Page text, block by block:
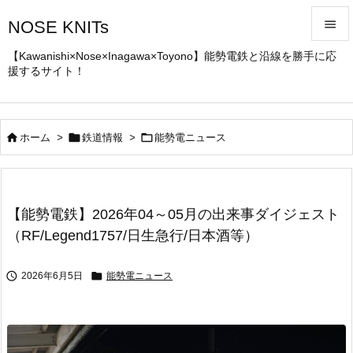
NOSE KNITs
【Kawanishi×Nose×Inagawa×Toyono】能勢電鉄と沿線を勝手に応
援するサイト！


前へ

ホーム > 鉄道情報 > 能勢電ニュース
【能勢電鉄】2026年04～05月の出来事ダイジェスト
（RF/Legend1757/日生急行/日本酒等）
 2026年6月5日  能勢電ニュース